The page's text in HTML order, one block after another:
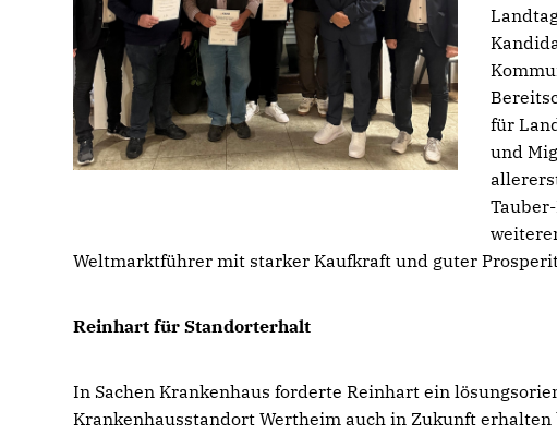
für
und
Weltmarktführer mit starker Kaufkraft und guter
Reinhart für Standorterhalt
In Sachen Krankenhaus forderte Reinhart ein
Krankenhausstandort Wertheim auch in Zukunft